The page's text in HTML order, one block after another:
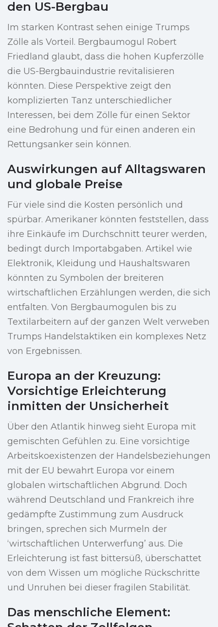
den US-Bergbau
Im starken Kontrast sehen einige Trumps
Zölle als Vorteil. Bergbaumogul Robert
Friedland glaubt, dass die hohen Kupferzölle
die US-Bergbauindustrie revitalisieren
könnten. Diese Perspektive zeigt den
komplizierten Tanz unterschiedlicher
Interessen, bei dem Zölle für einen Sektor
eine Bedrohung und für einen anderen ein
Rettungsanker sein können.
Auswirkungen auf Alltagswaren
und globale Preise
Für viele sind die Kosten persönlich und
spürbar. Amerikaner könnten feststellen, dass
ihre Einkäufe im Durchschnitt teurer werden,
bedingt durch Importabgaben. Artikel wie
Elektronik, Kleidung und Haushaltswaren
könnten zu Symbolen der breiteren
wirtschaftlichen Erzählungen werden, die sich
entfalten. Von Bergbaumogulen bis zu
Textilarbeitern auf der ganzen Welt verweben
Trumps Handelstaktiken ein komplexes Netz
von Ergebnissen.
Europa an der Kreuzung:
Vorsichtige Erleichterung
inmitten der Unsicherheit
Über den Atlantik hinweg sieht Europa mit
gemischten Gefühlen zu. Eine vorsichtige
Arbeitskoexistenzen der Handelsbeziehungen
mit der EU bewahrt Europa vor einem
globalen wirtschaftlichen Abgrund. Doch
während Deutschland und Frankreich ihre
gedämpfte Zustimmung zum Ausdruck
bringen, sprechen sich Murmeln der
‘wirtschaftlichen Unterwerfung’ aus. Die
Erleichterung ist fast bittersüß, überschattet
von dem Wissen um mögliche Rückschritte
und Unruhen bei dieser fragilen Stabilität.
Das menschliche Element: